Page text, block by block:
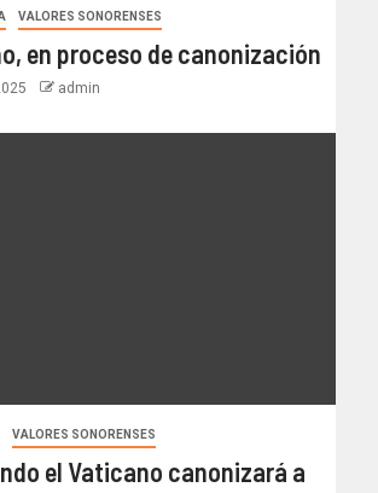
VALORES SONORENSES
en proceso de canonización
admin
VALORES SONORENSES
el Vaticano canonizará a